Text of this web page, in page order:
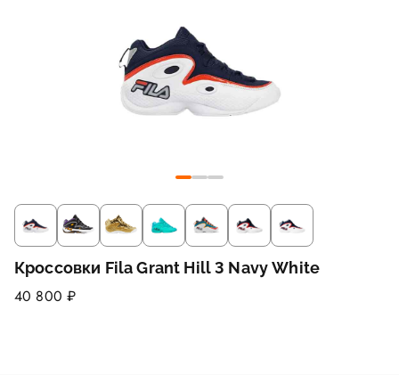
Кроссовки Fila Grant Hill 3 Navy White
40 800 ₽